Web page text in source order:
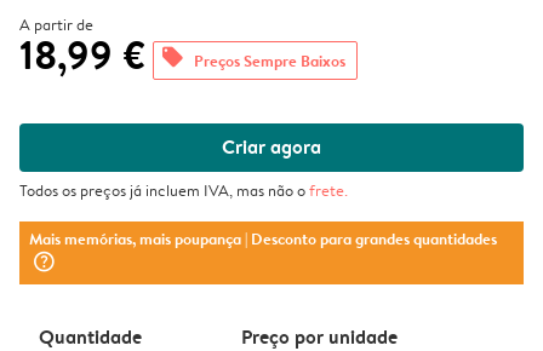
A partir de
18,99 € offers Preços Sempre Baixos
Criar agora
Todos os preços já incluem IVA, mas não ofrete.
Mais memórias, mais poupança| Desconto para grandes quantidades
question_mark_circle
Quantidade Preço por unidade